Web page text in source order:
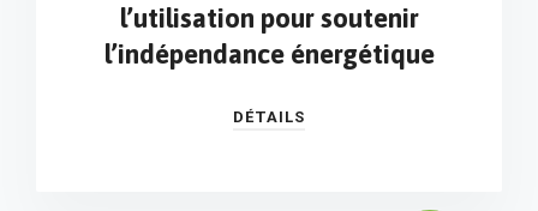
l’utilisation pour soutenir
l’indépendance énergétique
DÉTAILS